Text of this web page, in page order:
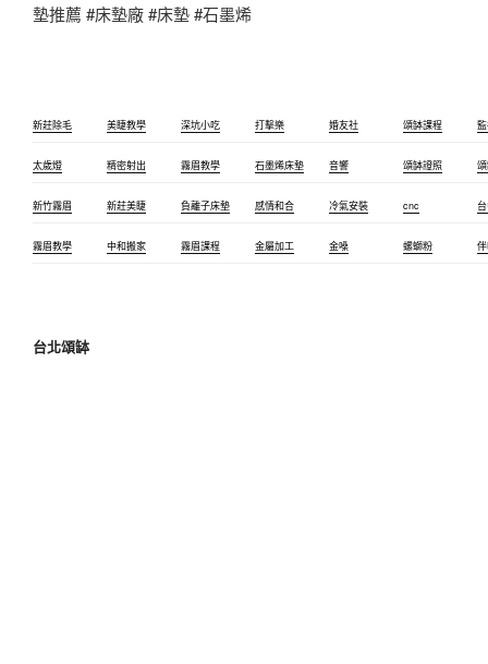
墊推薦 #床墊廠 #床墊 #石墨烯
新莊除毛 美睫教學 深坑小吃 打擊樂 婚友社 頌缽課程
太歲燈 精密射出 霧眉教學 石墨烯床墊 音響 頌缽證照
新竹霧眉 新莊美睫 負離子床墊 感情和合 冷氣安裝 cnc
霧眉教學 中和搬家 霧眉課程 金屬加工 金嗓 螺螄粉
台北頌缽